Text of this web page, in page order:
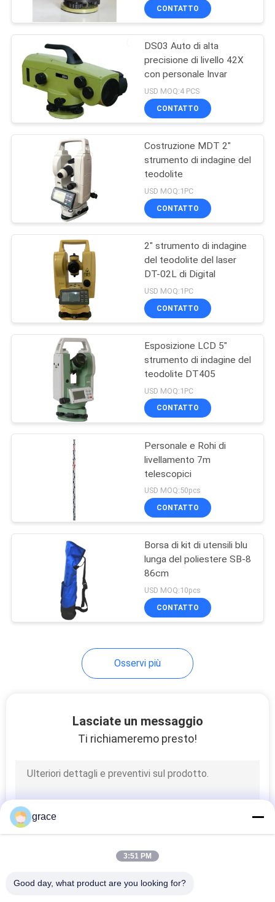
MAPPA
DEL
SITO
PRIVACY
POLICY
Strumenti ed
accessori del laser
GNSS RTK
6
Accessori d'esame
del prisma
24
Accessori d'esame
dell'adattatore di
tricuspide
Strumenti e
treppiedi di Pali
Prisma Palo di
Fibra Palo del
carbonio di GPS
CONTATTO
DS03 Auto di alta
precisione di livello 42X
con personale Invar
USD MOQ:4 PCS
CONTATTO
Costruzione MDT 2"
strumento di indagine del
teodolite
USD MOQ:1PC
CONTATTO
2" strumento di indagine
del teodolite del laser
DT-02L di Digital
USD MOQ:1PC
CONTATTO
Esposizione LCD 5"
strumento di indagine del
teodolite DT405
USD MOQ:1PC
CONTATTO
Personale e Rohi di
livellamento 7m
telescopici
USD MOQ:50pcs
CONTATTO
Borsa di kit di utensili blu
lunga del poliestere SB-8
86cm
USD MOQ:10pcs
CONTATTO
Osservi più
Lasciate un messaggio
Ti richiameremo presto!
grace
3:51 PM
Good day, what product are you looking for?